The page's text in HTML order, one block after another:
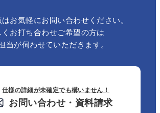
お気軽にお問い合わせください。
くお打ち合わせご希望の方は
当が伺わせていただきます。
仕様の詳細が未確定でも構いません！
お問い合わせ・資料請求